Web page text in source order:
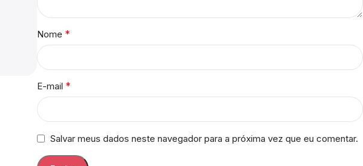
Nome *
E-mail *
Salvar meus dados neste navegador para a próxima vez que eu comentar.